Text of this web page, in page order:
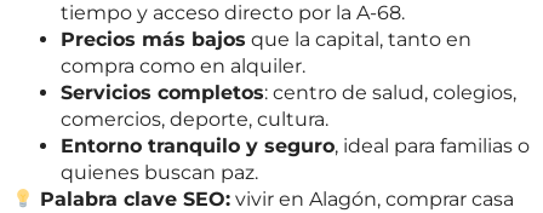
tiempo y acceso directo por la A-68.
Precios más bajos que la capital, tanto en
compra como en alquiler.
Servicios completos: centro de salud, colegios,
comercios, deporte, cultura.
Entorno tranquilo y seguro, ideal para familias o
quienes buscan paz.
Palabra clave SEO: vivir en Alagón, comprar casa